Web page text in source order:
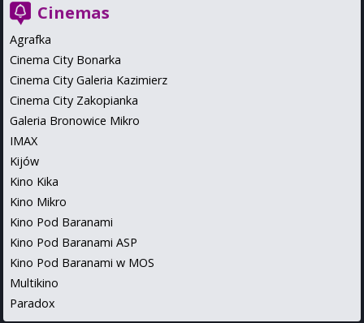
Cinemas
Agrafka
Cinema City Bonarka
Cinema City Galeria Kazimierz
Cinema City Zakopianka
Galeria Bronowice Mikro
IMAX
Kijów
Kino Kika
Kino Mikro
Kino Pod Baranami
Kino Pod Baranami ASP
Kino Pod Baranami w MOS
Multikino
Paradox